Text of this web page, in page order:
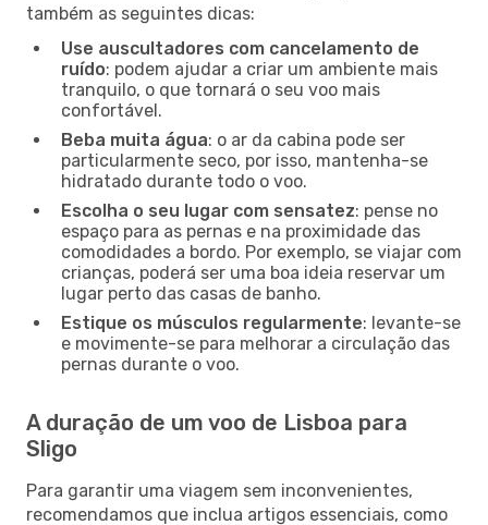
também as seguintes dicas:
Use auscultadores com cancelamento de
ruído: podem ajudar a criar um ambiente mais
tranquilo, o que tornará o seu voo mais
confortável.
Beba muita água: o ar da cabina pode ser
particularmente seco, por isso, mantenha-se
hidratado durante todo o voo.
Escolha o seu lugar com sensatez: pense no
espaço para as pernas e na proximidade das
comodidades a bordo. Por exemplo, se viajar com
crianças, poderá ser uma boa ideia reservar um
lugar perto das casas de banho.
Estique os músculos regularmente: levante-se
e movimente-se para melhorar a circulação das
pernas durante o voo.
A duração de um voo de Lisboa para
Sligo
Para garantir uma viagem sem inconvenientes,
recomendamos que inclua artigos essenciais, como